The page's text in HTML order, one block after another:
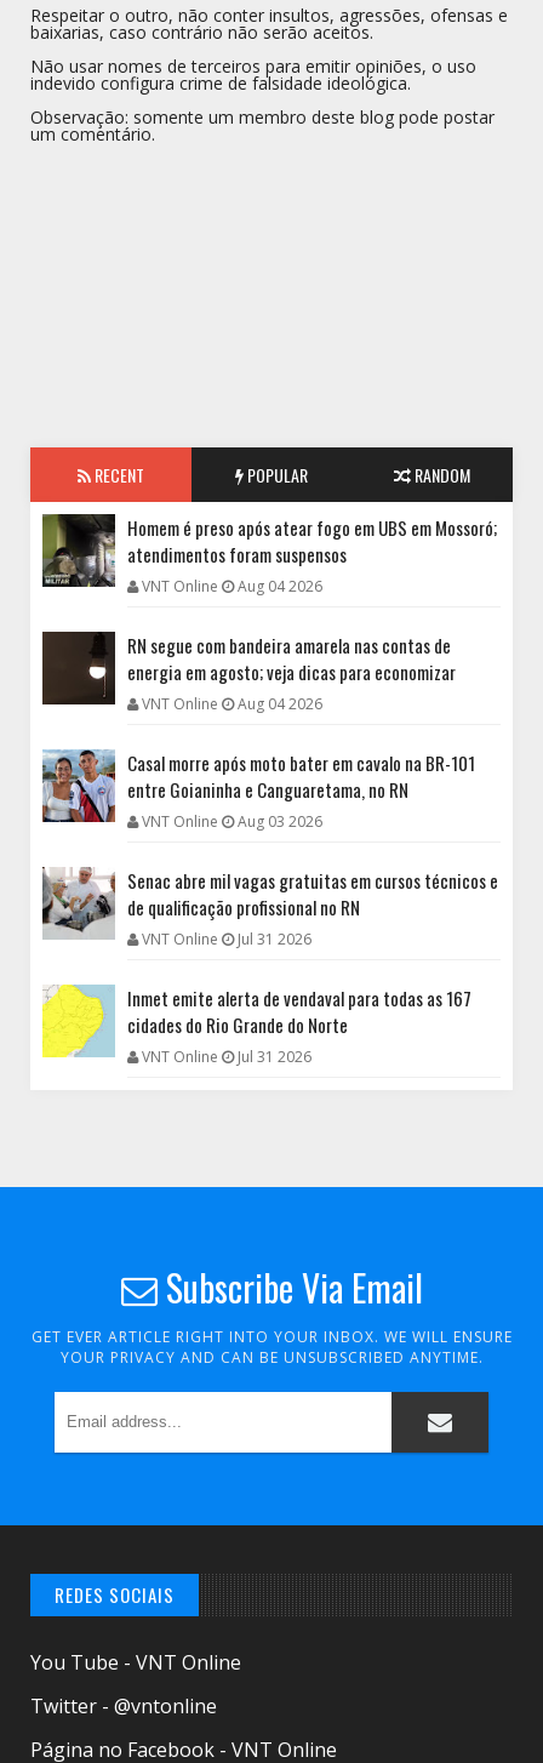
Respeitar o outro, não conter insultos, agressões, ofensas e
baixarias, caso contrário não serão aceitos.
Não usar nomes de terceiros para emitir opiniões, o uso
indevido configura crime de falsidade ideológica.
Observação: somente um membro deste blog pode postar
um comentário.
RECENT POPULAR RANDOM
Homem é preso após atear fogo em UBS em Mossoró;
atendimentos foram suspensos
VNT Online Aug 04 2026
RN segue com bandeira amarela nas contas de
energia em agosto; veja dicas para economizar
VNT Online Aug 04 2026
Casal morre após moto bater em cavalo na BR-101
entre Goianinha e Canguaretama, no RN
VNT Online Aug 03 2026
Senac abre mil vagas gratuitas em cursos técnicos e
de qualificação profissional no RN
VNT Online Jul 31 2026
Inmet emite alerta de vendaval para todas as 167
cidades do Rio Grande do Norte
VNT Online Jul 31 2026
Subscribe Via Email
GET EVER ARTICLE RIGHT INTO YOUR INBOX. WE WILL ENSURE
YOUR PRIVACY AND CAN BE UNSUBSCRIBED ANYTIME.
REDES SOCIAIS
You Tube - VNT Online
Twitter - @vntonline
Página no Facebook - VNT Online